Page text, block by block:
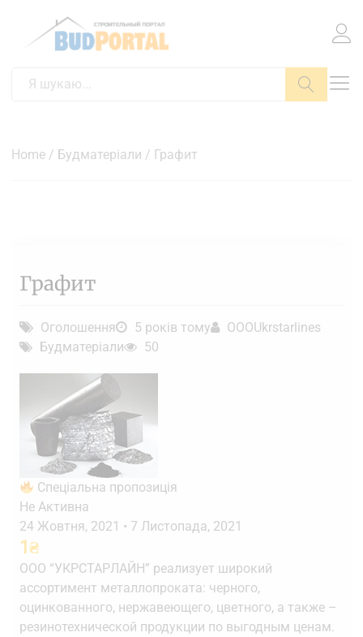
Home / Будматеріали / Графит
Графит
Оголошення 5 років тому
OOOUkrstarlines
Будматеріали
50
Спеціальна пропозиція
Не Активна
24 Жовтня, 2021 • 7 Листопада, 2021
1 ₴
ООО “УКРСТАРЛАЙН” реализует широкий
ассортимент металлопроката: черного,
оцинкованного, нержавеющего, цветного, а также –
резинотехнической продукции по выгодным ценам.